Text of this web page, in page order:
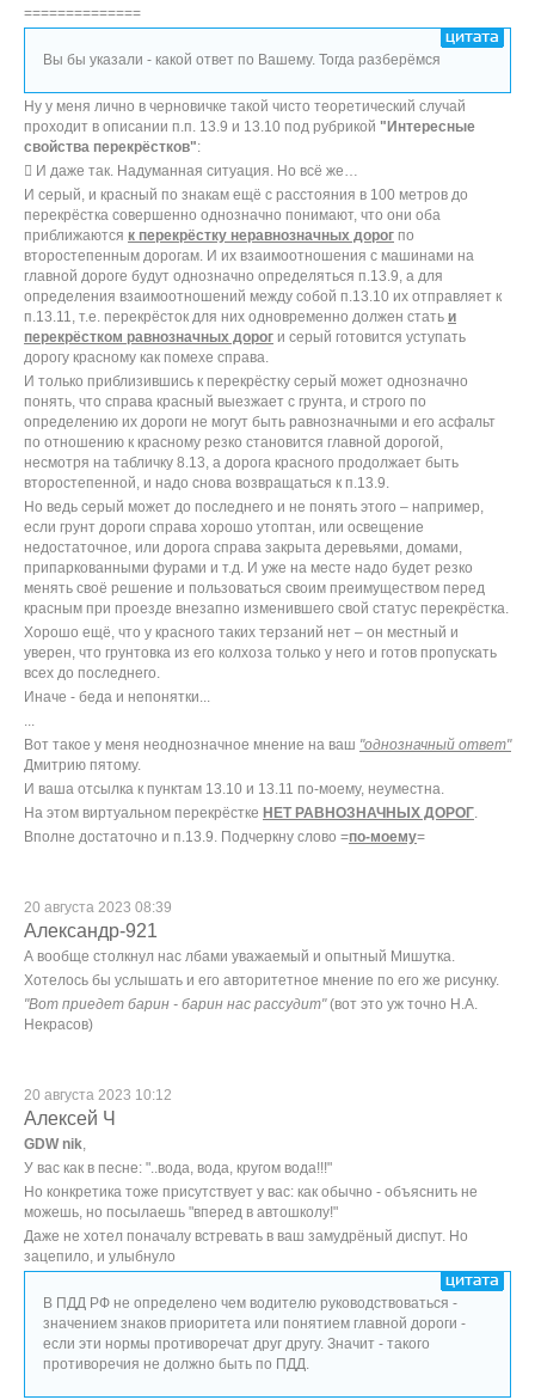
==============
Вы бы указали - какой ответ по Вашему. Тогда разберёмся
Ну у меня лично в черновичке такой чисто теоретический случай
проходит в описании п.п. 13.9 и 13.10 под рубрикой "Интересные
свойства перекрёстков":
 И даже так. Надуманная ситуация. Но всё же…
И серый, и красный по знакам ещё с расстояния в 100 метров до
перекрёстка совершенно однозначно понимают, что они оба
приближаются к перекрёстку неравнозначных дорог по
второстепенным дорогам. И их взаимоотношения с машинами на
главной дороге будут однозначно определяться п.13.9, а для
определения взаимоотношений между собой п.13.10 их отправляет к
п.13.11, т.е. перекрёсток для них одновременно должен стать и
перекрёстком равнозначных дорог и серый готовится уступать
дорогу красному как помехе справа.
И только приблизившись к перекрёстку серый может однозначно
понять, что справа красный выезжает с грунта, и строго по
определению их дороги не могут быть равнозначными и его асфальт
по отношению к красному резко становится главной дорогой,
несмотря на табличку 8.13, а дорога красного продолжает быть
второстепенной, и надо снова возвращаться к п.13.9.
Но ведь серый может до последнего и не понять этого – например,
если грунт дороги справа хорошо утоптан, или освещение
недостаточное, или дорога справа закрыта деревьями, домами,
припаркованными фурами и т.д. И уже на месте надо будет резко
менять своё решение и пользоваться своим преимуществом перед
красным при проезде внезапно изменившего свой статус перекрёстка.
Хорошо ещё, что у красного таких терзаний нет – он местный и
уверен, что грунтовка из его колхоза только у него и готов пропускать
всех до последнего.
Иначе - беда и непонятки...
...
Вот такое у меня неоднозначное мнение на ваш "однозначный ответ"
Дмитрию пятому.
И ваша отсылка к пунктам 13.10 и 13.11 по-моему, неуместна.
На этом виртуальном перекрёстке НЕТ РАВНОЗНАЧНЫХ ДОРОГ.
Вполне достаточно и п.13.9. Подчеркну слово =по-моему=
20 августа 2023 08:39
Александр-921
А вообще столкнул нас лбами уважаемый и опытный Мишутка.
Хотелось бы услышать и его авторитетное мнение по его же рисунку.
"Вот приедет барин - барин нас рассудит"(вот это уж точно Н.А.
Некрасов)
20 августа 2023 10:12
Алексей Ч
GDW nik,
У вас как в песне: "..вода, вода, кругом вода!!!"
Но конкретика тоже присутствует у вас: как обычно - объяснить не
можешь, но посылаешь "вперед в автошколу!"
Даже не хотел поначалу встревать в ваш замудрёный диспут. Но
зацепило, и улыбнуло
В ПДД РФ не определено чем водителю руководствоваться -
значением знаков приоритета или понятием главной дороги -
если эти нормы противоречат друг другу. Значит - такого
противоречия не должно быть по ПДД.